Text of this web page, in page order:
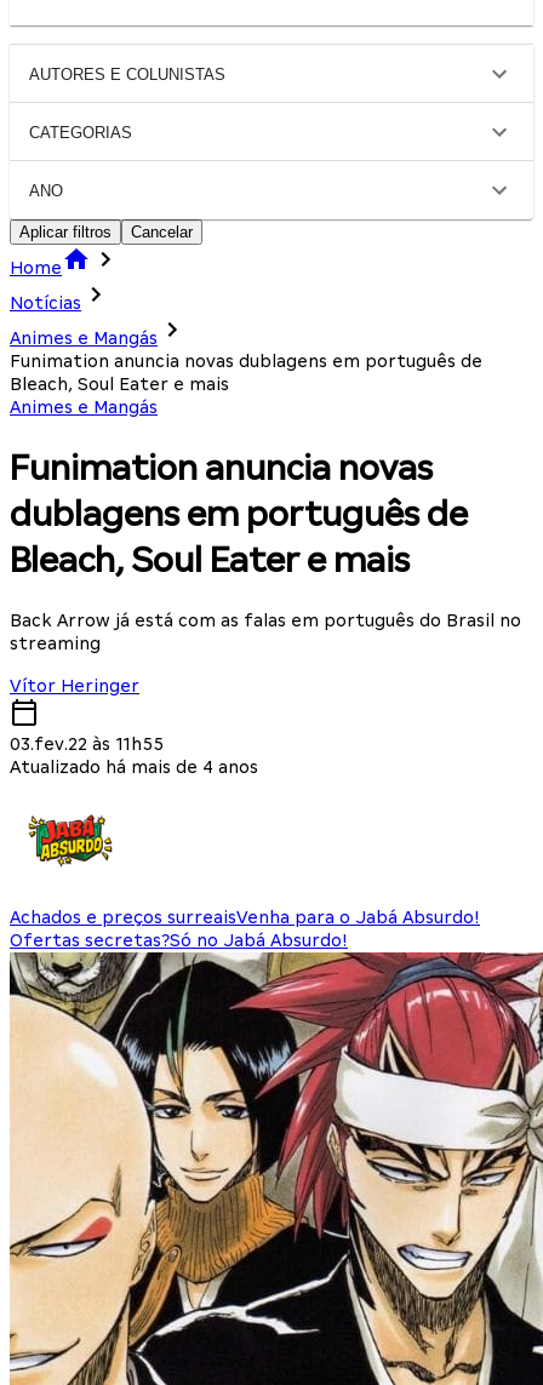
AUTORES E COLUNISTAS
CATEGORIAS
ANO
Aplicar filtros Cancelar
Home
Notícias
Animes e Mangás
Funimation anuncia novas dublagens em português de
Bleach, Soul Eater e mais
Animes e Mangás
Funimation anuncia novas
dublagens em português de
Bleach, Soul Eater e mais
Back Arrow já está com as falas em português do Brasil no
streaming
Vítor Heringer
03.fev.22 às 11h55
Atualizado há mais de 4 anos
Achados e preços surreaisVenha para o Jabá Absurdo!
Ofertas secretas?Só no Jabá Absurdo!